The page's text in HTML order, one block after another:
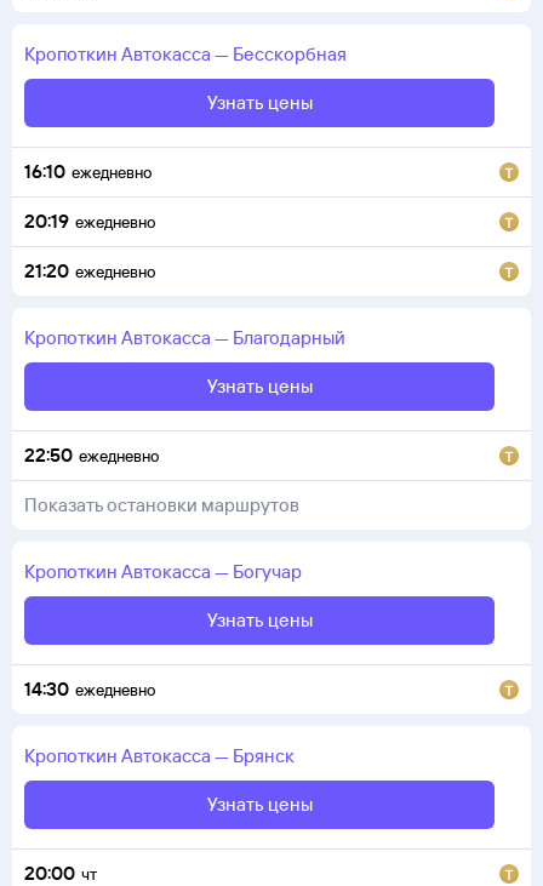
Кропоткин Автокасса — Бесскорбная
Узнать цены
16:10 ежедневно
20:19 ежедневно
21:20 ежедневно
Кропоткин Автокасса — Благодарный
Узнать цены
22:50 ежедневно
Показать остановки маршрутов
Кропоткин Автокасса — Богучар
Узнать цены
14:30 ежедневно
Кропоткин Автокасса — Брянск
Узнать цены
20:00 чт